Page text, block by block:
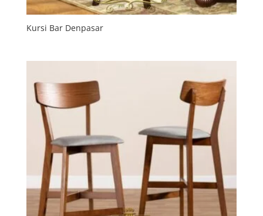
Kursi Bar Denpasar